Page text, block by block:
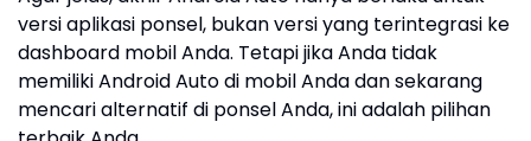
versi aplikasi ponsel, bukan versi yang terintegrasi ke
dashboard mobil Anda. Tetapi jika Anda tidak
memiliki Android Auto di mobil Anda dan sekarang
mencari alternatif di ponsel Anda, ini adalah pilihan